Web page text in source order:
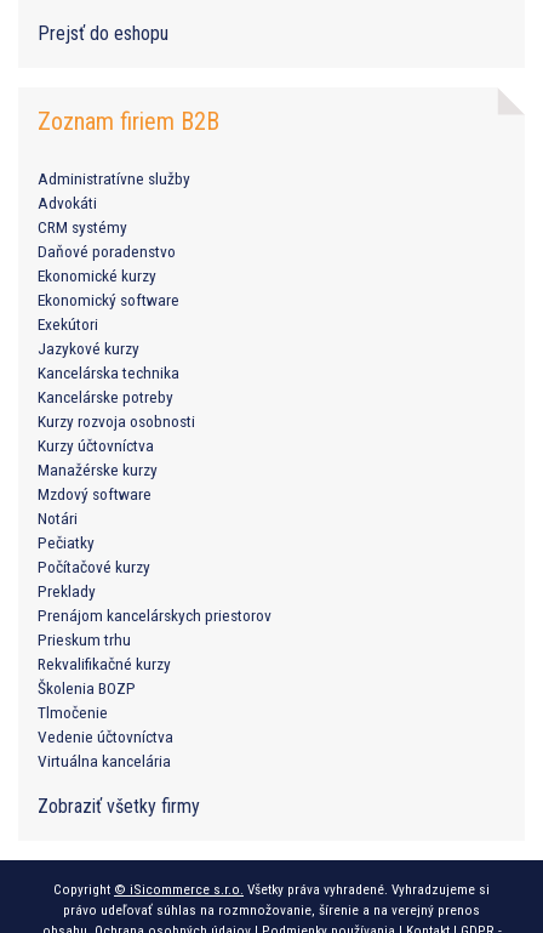
Prejsť do eshopu
Zoznam firiem B2B
Administratívne služby
Advokáti
CRM systémy
Daňové poradenstvo
Ekonomické kurzy
Ekonomický software
Exekútori
Jazykové kurzy
Kancelárska technika
Kancelárske potreby
Kurzy rozvoja osobnosti
Kurzy účtovníctva
Manažérske kurzy
Mzdový software
Notári
Pečiatky
Počítačové kurzy
Preklady
Prenájom kancelárskych priestorov
Prieskum trhu
Rekvalifikačné kurzy
Školenia BOZP
Tlmočenie
Vedenie účtovníctva
Virtuálna kancelária
Zobraziť všetky firmy
Copyright © iSicommerce s.r.o. Všetky práva vyhradené. Vyhradzujeme si
právo udeľovať súhlas na rozmnožovanie, šírenie a na verejný prenos